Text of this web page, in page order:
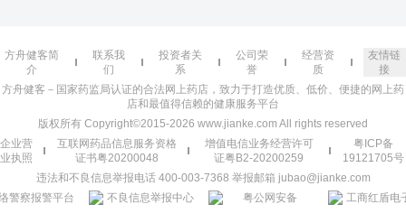
方舟健客简
介
联系我
们
投资者关
系
公司荣
誉
经营资
质
友情链
接
方舟健客－国家药监局认证的合法网上药店，致力于打造优质、低价、便捷的网上药
店和最值得信赖的健康服务平台
版权所有 Copyright©2015-2026 www.jianke.com All rights reserved
企业营
业执照
互联网药品信息服务资格
证书粤20200048
增值电信业务经营许可
证粤B2-20200259
粤ICP备
19121705号
违法和不良信息举报电话 400-003-7368 举报邮箱 jubao@jianke.com